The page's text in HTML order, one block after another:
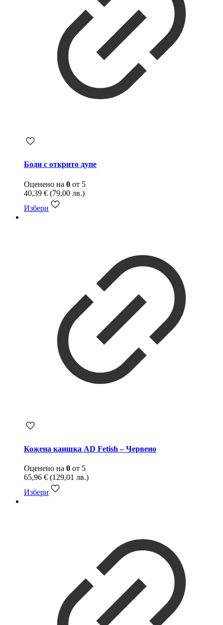
Боди с открито дупе
Оценено на 0 от 5
40,39 € (79,00 лв.)
Избери
Кожена каишка AD Fetish – Червено
Оценено на 0 от 5
65,96 € (129,01 лв.)
Избери